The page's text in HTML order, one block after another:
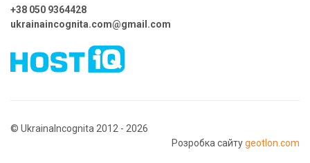
+38 050 9364428
ukrainaincognita.com@gmail.com
© UkrainaIncognita 2012 - 2026
Розробка сайтуgeotlon.com